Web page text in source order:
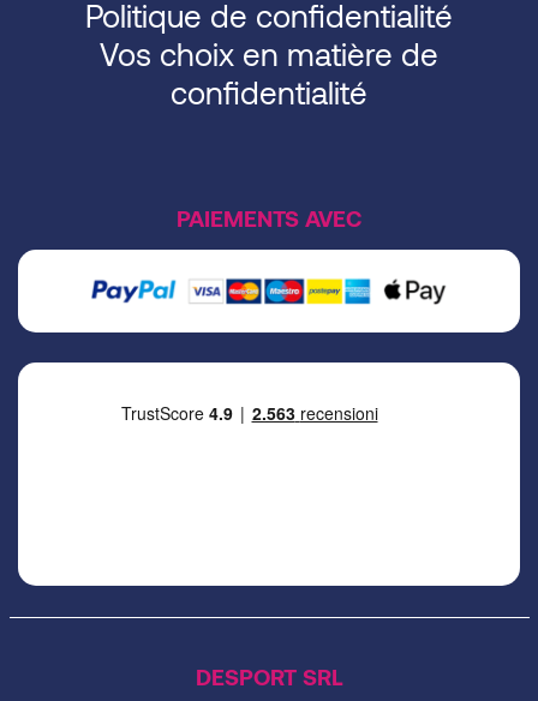
DESPORT SRL
Politique de confidentialité
Vos choix en matière de
confidentialité
PAIEMENTS AVEC